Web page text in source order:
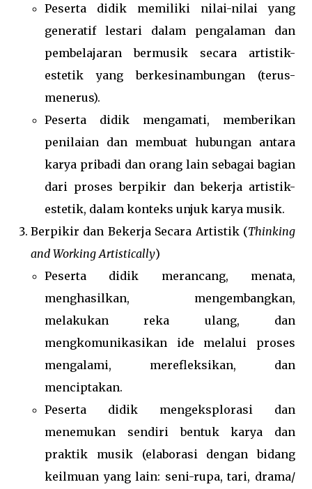
Peserta didik memiliki nilai-nilai yang
generatif lestari dalam pengalaman dan
pembelajaran bermusik secara artistik-
estetik yang berkesinambungan (terus-
menerus).
Peserta didik mengamati, memberikan
penilaian dan membuat hubungan antara
karya pribadi dan orang lain sebagai bagian
dari proses berpikir dan bekerja artistik-
estetik, dalam konteks unjuk karya musik.
Berpikir dan Bekerja Secara Artistik (Thinking
and Working Artistically)
Peserta didik merancang, menata,
menghasilkan, mengembangkan,
melakukan reka ulang, dan
mengkomunikasikan ide melalui proses
mengalami, merefleksikan, dan
menciptakan.
Peserta didik mengeksplorasi dan
menemukan sendiri bentuk karya dan
praktik musik (elaborasi dengan bidang
keilmuan yang lain: seni-rupa, tari, drama/